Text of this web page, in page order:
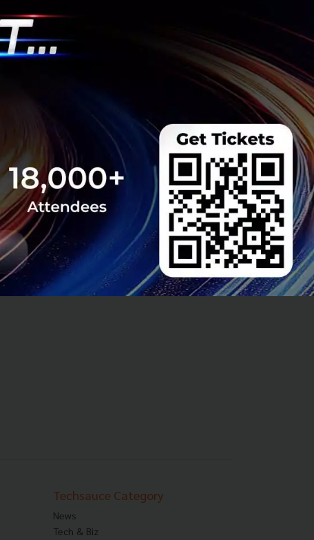
in Thailand, DGM59, a Thai
Thailand's Engineering Team
announced its first acquisition of a Thai start-up,
The now local Engineering Team will allow LINE
Techsauce Category
News
Tech & Biz